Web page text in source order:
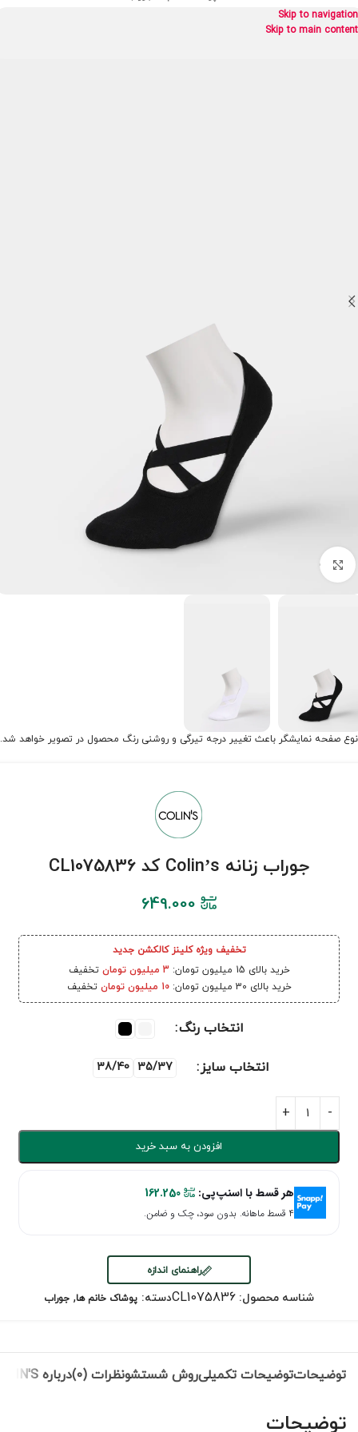
Skip to navigation
Skip to main content
برای بزرگنمایی کلیک کنید
نوع صفحه نمایشگر باعث تغییر درجه تیرگی و روشنی رنگ محصول در تصویر خواهد شد.
جوراب زنانه Colin’s کد CL1075836
649.000
تخفیف ویژه کلینز کالکشن جدید
خرید بالای 15 میلیون تومان:
3 میلیون تومان
تخفیف
خرید بالای 30 میلیون تومان:
10 میلیون تومان تخفیف
انتخاب رنگ
انتخاب سایز 35/37
38/40
افزودن به سبد خرید
هر قسط با اسنپ‌پی: 162.250
۴ قسط ماهانه. بدون سود، چک و ضامن.
راهنمای اندازه
شناسه محصول: CL1075836دسته: پوشاک خانم ها, جوراب
توضیحاتتوضیحات تکمیلیروش شستشونظرات (0) درباره COLIN'S
توضیحات